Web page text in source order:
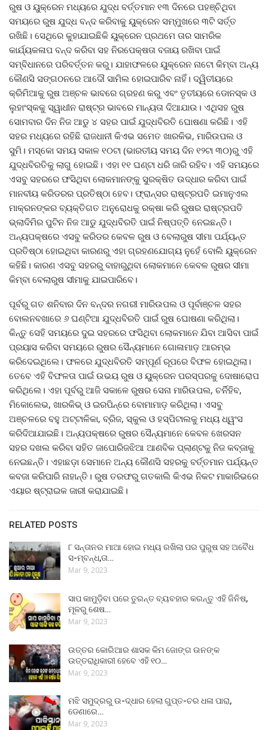
ରୁଷ ଓ ୟୁକ୍ରେନ ମଧ୍ୟରେ ଯୁଦ୍ଧ ବର୍ତ୍ତମାନ ୧୩ ଦିନରେ ପହଞ୍ଚିଥିବା
ସମୟରେ ରୁଷ ଯୁଦ୍ଧ ବନ୍ଦ କରିବାକୁ ୟୁକ୍ରେନ ସମ୍ମୁଖରେ ୩ଟି ସର୍ତ୍ତ
ରଖିଛି। ସେଥିରେ କୁହାଯାଇଛିକି ୟୁକ୍ରେନ ପ୍ରଥମେ ତାର ସାମରିକ
କାର୍ଯ୍ୟକଳାପ ବନ୍ଦ କରିବା ସହ ନିରପେକ୍ଷତା ବଜାୟ ରଖିବା ପାଇଁ
ସମ୍ବିଧାନରେ ପରିବର୍ତ୍ତନ କରୁ। ଯାହାଫଳରେ ୟୁକ୍ରେନ ନାଟୋ କିମ୍ବା ଅନ୍ୟ
କୌଣସି ସଙ୍ଗଠନରେ ଆଦୌ ସାମିଲ ହୋଇପାରିବ ନାହିଁ। ଦ୍ୱିତୀୟରେ
କ୍ରିମିଆକୁ ରୁଷ ଅଞ୍ଚଳ ଭାବରେ ଗ୍ରହଣ କରୁ ଏବଂ ତୃତୀୟରେ ଡୋନସ୍କ ଓ
ଲୁହାଂସ୍କକୁ ସ୍ୱାଧୀନ ରାଷ୍ଟ୍ର ଭାବରେ ମାନ୍ୟତା ଦିଆଯାଉ। ଏଥିସହ ରୁଷ
ସୋମବାର ଦିନ ନିଜ ଆଡୁ ୪ ସହର ପାଇଁ ଯୁଦ୍ଧବିରତି ଘୋଷଣା କରିଛି। ଏହି
ସହର ମଧ୍ୟରେ ରହିଛି ରାଜଧାନୀ କିଏଭ ସମେତ ଖାରକିଭ, ମାରିଉପଲ ଓ
ସୁମି। ମସ୍କୋ ସମୟ ସକାଳ ୧୦ଟା (ଭାରତୀୟ ସମୟ ଦିନ ୧୨ଟା ୩୦)ରୁ ଏହି
ଯୁଦ୍ଧବିରତିକୁ ଲାଗୁ ହୋଇଛି। ଏହା ୧୧ ଘଣ୍ଟା ଧରି ଜାରି ରହିବ। ଏହି ସମୟରେ
ଏସବୁ ସହରରେ ଫସିଥିବା ଲୋକମାନଙ୍କୁ ସୁରକ୍ଷିତ ଉଦ୍ଧାର କରିବା ପାଇଁ
ମାନବୀୟ କରିଡରର ପ୍ରତିଷ୍ଠା ହେବ। ଫ୍ରାନ୍ସର ରାଷ୍ଟ୍ରପତି ଇମାନୁଏଲ
ମାକ୍ରନଙ୍କର ବ୍ୟକ୍ତିଗତ ଅନୁରୋଧକୁ ରକ୍ଷା କରି ରୁଷର ରାଷ୍ଟ୍ରପତି
ଭ୍ଲାଦିମିର ପୁଟିନ ନିଜ ଆଡୁ ଯୁଦ୍ଧବିରତି ପାଇଁ ନିଷ୍ପତ୍ତି ନେଇଛନ୍ତି।
ଅନ୍ୟପକ୍ଷରେ ଏସବୁ କରିଡର କେବଳ ରୁଷ ଓ ବେଲାରୁଷ ସୀମା ପର୍ଯ୍ୟନ୍ତ
ପ୍ରତିଷ୍ଠା ହୋଇଥିବା କାରଣରୁ ଏହା ଗ୍ରହଣଯୋଗ୍ୟ ନୁହେଁ ବୋଲି ୟୁକ୍ରେନ
କହିଛି। କାରଣ ଏସବୁ ସହରରୁ ବାହାରୁଥିବା ଲୋକମାନେ କେବଳ ରୁଷର ସୀମା
କିମ୍ବା ବେଲାରୁଷ ସୀମାକୁ ଯାଇପାରିବେ।
ପୂର୍ବରୁ ଗତ ଶନିବାର ଦିନ ବନ୍ଦର ନଗରୀ ମାରିଉପଲ ଓ ପୂର୍ବାଞ୍ଚଳ ସହର
ବୋଲନବଖାରେ ୬ ଘଣ୍ଟିଆ ଯୁଦ୍ଧବିରତି ପାଇଁ ରୁଷ ଘୋଷଣା କରିଥିଲା।
କିନ୍ତୁ ସେହି ସମୟରେ ଦୁଇ ସହରରେ ଫସିଥିବା ଲୋକମାନେ ଯିବା ଆସିବା ପାଇଁ
ପ୍ରୟାସ କରିବା ସମୟରେ ରୁଷର ସୈନ୍ୟମାନେ ଗୋଳାମାଡ଼ ଆରମ୍ଭ
କରିଦେଇଥିଲେ। ଫଳରେ ଯୁଦ୍ଧବିରତି ସମ୍ପୂର୍ଣ ରୂପରେ ବିଫଳ ହୋଇଥିଲା।
ତେବେ ଏହି ବିଫଳତା ପାଇଁ ଉଭୟ ରୁଷ ଓ ୟୁକ୍ରେନ ପରସ୍ପରକୁ ଦୋଷାରୋପ
କରିଥିଲେ। ଏହା ପୂର୍ବରୁ ଆଜି ସକାଳେ ରୁଷର ସେନା ମାରିଉପଲ, ଚର୍ନିହିବ,
ମିକୋଲେଭ, ଖାରକିଭ୍‌ ଓ ଇରପିନ୍‌ରେ ବୋମାମାଡ଼ କରିଥିଲା। ଏସବୁ
ଅଞ୍ଚଳରେ ବହୁ ଅଟ୍ଟାଳିକା, ବ୍ରିଜ, ସ୍କୁଲ ଓ ହସ୍ପିଟାଲକୁ ମଧ୍ୟ ଧ୍ୱଂସ
କରିଦିଆଯାଇଛି। ଅନ୍ୟପକ୍ଷରେ ରୁଷର ସୈନ୍ୟମାନେ କେବଳ ଖେରସନ
ସହର ଦଖଲ କରିବା ସହିତ ଜାପୋରିଜଝିଆ ଆଣବିକ ପ୍ଲାଣ୍ଟକୁ ନିଜ କବ୍‌ଜାକୁ
ନେଇଛନ୍ତି। ଏହାଛଡ଼ା ସେମାନେ ଅନ୍ୟ କୌଣସି ସହରକୁ ବର୍ତ୍ତମାନ ପର୍ଯ୍ୟନ୍ତ
କବଜା କରିପାରି ନାହାନ୍ତି। ରୁଷ ତରଫରୁ ଗତକାଲି କିଏଭ ନିକଟ ମାକାରିଭରେ
ଏୟାର ଷ୍ଟ୍ରାଇକ ଜାରୀ କରାଯାଇଛି।
RELATED POSTS
୮ ସନ୍ତାନର ମାଆ ହୋଇ ମଧ୍ୟ ରଖିଲା ପର ପୁରୁଷ ସହ ଅବୈଧ
ସ-ମ୍ବନ୍ଧ,ତା…
Mar 9, 2023
ସାପ କାମୁଡ଼ିବା ପରେ ତୁରନ୍ତ ବ୍ୟବହାର କରନ୍ତୁ ଏହି ଜିନିଷ,
ମୂଳରୁ ଶେଷ…
Mar 9, 2023
ଉତ୍ତର କୋରିଆର ଶାସକ କିମ ଜୋଙ୍ଗ ଉନଙ୍କ
ଉତ୍ତରାଧିକାରୀ ହେବେ ଏହି ୧୦…
Mar 9, 2023
ମଝି ସମୁଦ୍ରରୁ ଉ-ଦ୍ଧାର ହେଲା ଗୁପ୍ତ-ଚର ଧଳା ପାରା,
ଡେଣାରେ…
Mar 9, 2023